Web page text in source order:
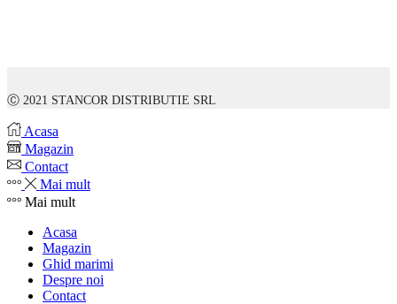
Ⓒ 2021 STANCOR DISTRIBUTIE SRL
Acasa
Magazin
Contact
Mai mult
Mai mult
Acasa
Magazin
Ghid marimi
Despre noi
Contact